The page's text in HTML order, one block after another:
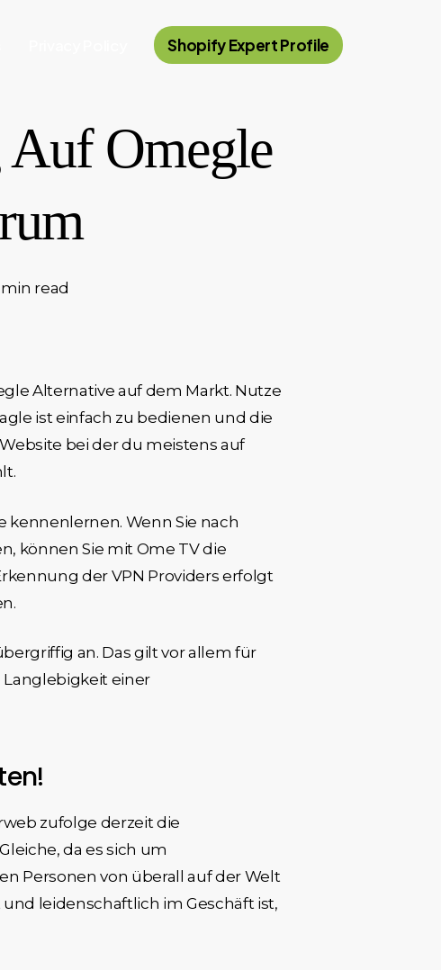
Shopify Expert Profile
Auf Omegle
read
Alternative auf dem Markt. Nutze
ist einfach zu bedienen und die
bei der du meistens auf
kennenlernen. Wenn Sie nach
können Sie mit Ome TV die
der VPN Providers erfolgt
an. Das gilt vor allem für
Langlebigkeit einer
zufolge derzeit die
da es sich um
Personen von überall auf der Welt
leidenschaftlich im Geschäft ist,